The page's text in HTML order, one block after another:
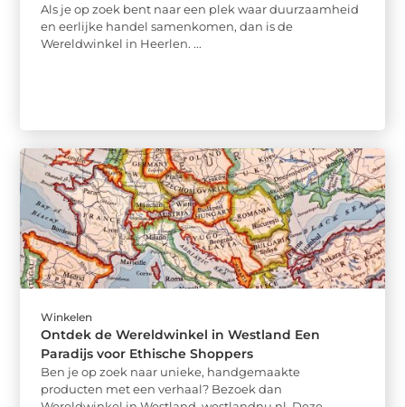
Als je op zoek bent naar een plek waar duurzaamheid
en eerlijke handel samenkomen, dan is de
Wereldwinkel in Heerlen. ...
Winkelen
Ontdek de Wereldwinkel in Westland Een
Paradijs voor Ethische Shoppers
Ben je op zoek naar unieke, handgemaakte
producten met een verhaal? Bezoek dan